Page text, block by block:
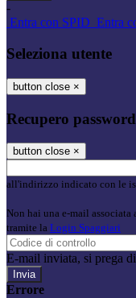
-
Entra con SPID Entra
Seleziona utente
button close ×
Recupero password
button close ×
all'indirizzo indicato con le
Non hai una e-mail associata
tramite la Login Spaggiari
E-mail inviata, si prega
Errore